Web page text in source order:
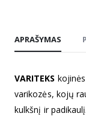
APRAŠYMAS
VARITEKS
varikozės, kojų
kulkšnį ir padikaulį.